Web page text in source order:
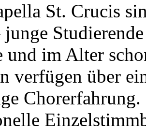
St. Crucis
junge
und im Alter
verfügen über